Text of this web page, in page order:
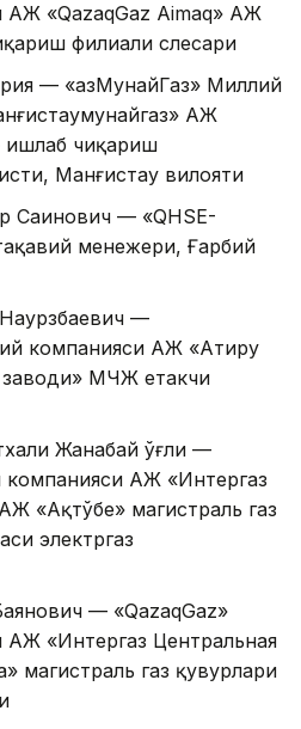
АЖ «QazaqGaz Aimaq» АЖ
филиали слесари
— «ҚазМунайГаз» Миллий
АЖ
ишлаб чиқариш
Манғистау вилояти
Саинович — «QHSE-
менежери, Ғарбий
—
компанияси АЖ «Атиру
МЧЖ етакчи
Жанабай ўғли —
компанияси АЖ «Интергаз
«Ақтўбе» магистраль газ
электргаз
— «QazaqGaz»
«Интергаз Центральная
магистраль газ қувурлари